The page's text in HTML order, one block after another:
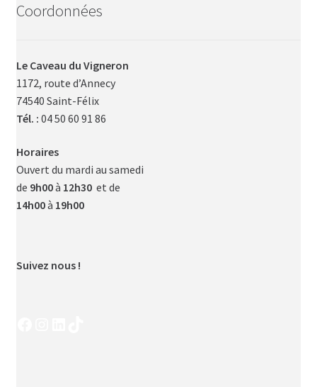
Coordonnées
Le Caveau du Vigneron
1172, route d’Annecy
74540 Saint-Félix
Tél. : 04 50 60 91 86
Horaires
Ouvert du mardi au samedi
de 9h00à 12h30 et de
14h00à 19h00
Suivez nous !